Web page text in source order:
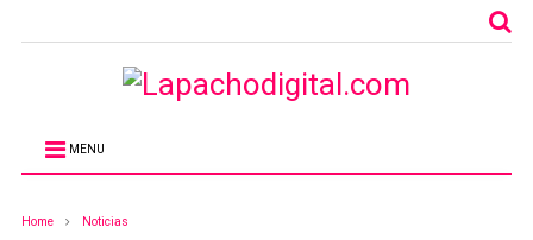
MENU
Home Noticias